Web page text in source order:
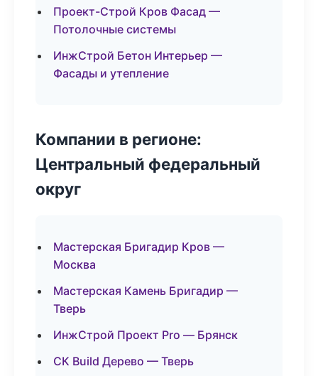
Проект-Строй Кров Фасад —
Потолочные системы
ИнжСтрой Бетон Интерьер —
Фасады и утепление
Компании в регионе:
Центральный федеральный
округ
Мастерская Бригадир Кров —
Москва
Мастерская Камень Бригадир —
Тверь
ИнжСтрой Проект Pro — Брянск
СК Build Дерево — Тверь